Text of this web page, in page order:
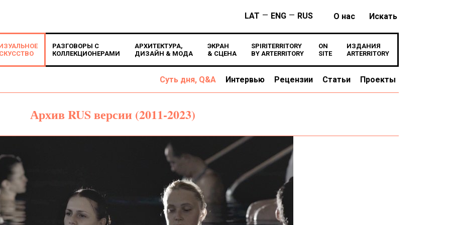
О нас Искать
LAT — ENG — RUS
РАЗГОВОРЫ С
КОЛЛЕКЦИОНЕРАМИ
АРХИТЕКТУРА,
ДИЗАЙН & МОДА
ЭКРАН
& СЦЕНА
SPIRITERRITORY
BY ARTERRITORY
ON
SITE
ИЗДАНИЯ
ARTERRITORY
Суть дня, Q&A Интервью Рецензии Статьи Проекты
Архив RUS версии (2011-2023)